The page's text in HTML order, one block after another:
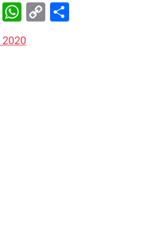
EmailWhatsApp
Copy
2020